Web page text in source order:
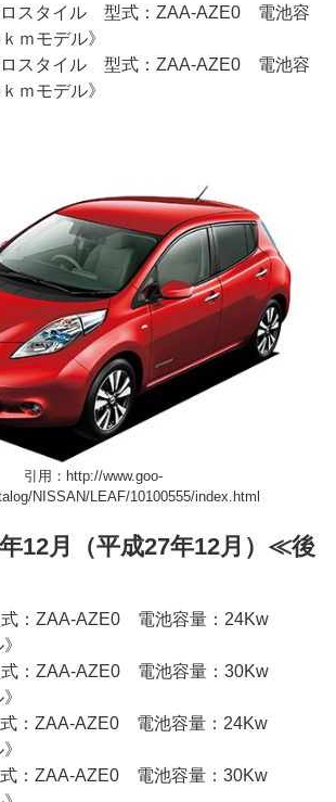
ロスタイル 型式：ZAA-AZE0 電池容
ｍモデル》
ロスタイル 型式：ZAA-AZE0 電池容
ｍモデル》
引用：http://www.goo-
NISSAN/LEAF/10100555/index.html
12月（平成27年12月）≪後
：ZAA-AZE0 電池容量：24Kw
：ZAA-AZE0 電池容量：30Kw
：ZAA-AZE0 電池容量：24Kw
：ZAA-AZE0 電池容量：30Kw